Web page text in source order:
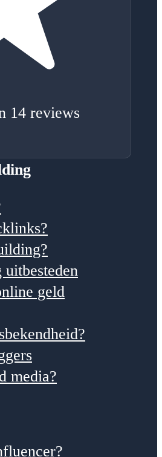
14 reviews
geld
media?